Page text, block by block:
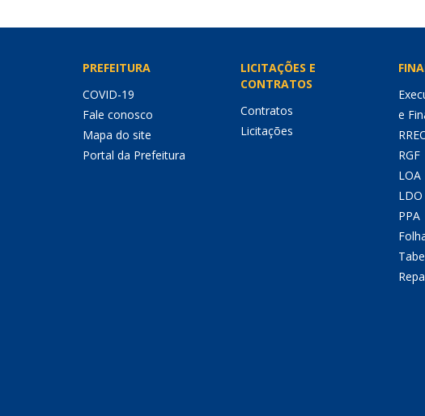
PREFEITURA
COVID-19
Fale conosco
Mapa do site
Portal da Prefeitura
LICITAÇÕES E
CONTRATOS
Contratos
Licitações
e
RGF
LOA
LDO
PPA